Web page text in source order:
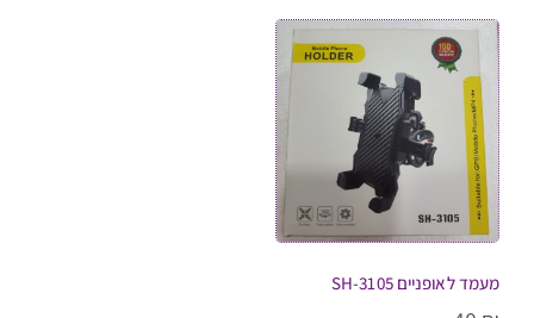
מעמד לאופניים SH-3105